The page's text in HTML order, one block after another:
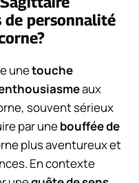
personnalité
unetouche
aux
souvent sérieux
par unebouffée de
plus aventureux et
En contexte